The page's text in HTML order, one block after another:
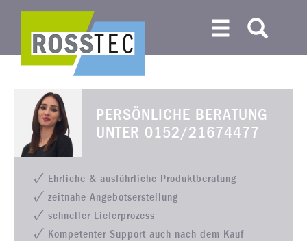
PERSÖNLICHE BERATUNG
UNTER 0152/21674477
Ehrliche & ausführliche Produktberatung
zeitnahe Angebotserstellung
schneller Lieferprozess
Kompetenter Support auch nach dem Kauf